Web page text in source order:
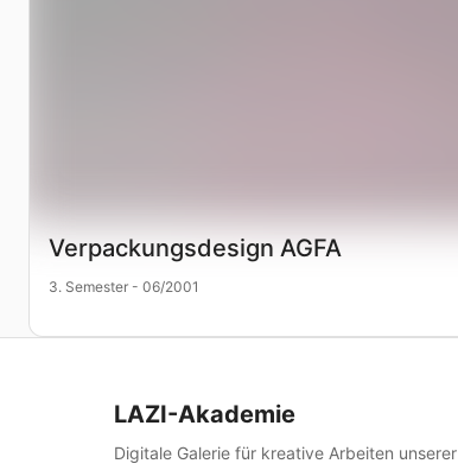
Verpackungsdesign AGFA
3. Semester - 06/2001
LAZI-Akademie
Digitale Galerie für kreative Arbeiten unserer